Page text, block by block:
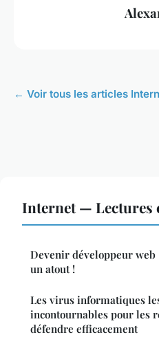
← Voir tous les articles
Internet — Lectures
Devenir développeur web
un atout !
Les virus informatiques
incontournables pour les
défendre efficacement